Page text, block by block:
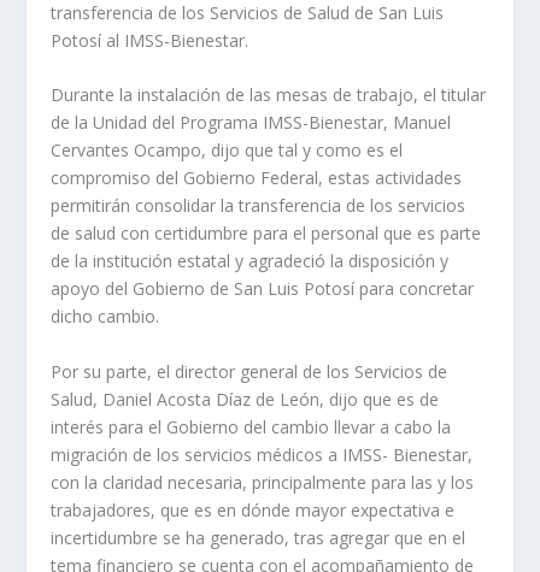
transferencia de los Servicios de Salud de San Luis
Potosí al IMSS-Bienestar.
Durante la instalación de las mesas de trabajo, el titular
de la Unidad del Programa IMSS-Bienestar, Manuel
Cervantes Ocampo, dijo que tal y como es el
compromiso del Gobierno Federal, estas actividades
permitirán consolidar la transferencia de los servicios
de salud con certidumbre para el personal que es parte
de la institución estatal y agradeció la disposición y
apoyo del Gobierno de San Luis Potosí para concretar
dicho cambio.
Por su parte, el director general de los Servicios de
Salud, Daniel Acosta Díaz de León, dijo que es de
interés para el Gobierno del cambio llevar a cabo la
migración de los servicios médicos a IMSS- Bienestar,
con la claridad necesaria, principalmente para las y los
trabajadores, que es en dónde mayor expectativa e
incertidumbre se ha generado, tras agregar que en el
tema financiero se cuenta con el acompañamiento de